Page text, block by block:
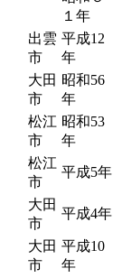
１年
出雲
市
平成12
年
大田
市
昭和56
年
松江
市
昭和53
年
松江
市
平成5年
大田
市
平成4年
大田
市
平成10
年